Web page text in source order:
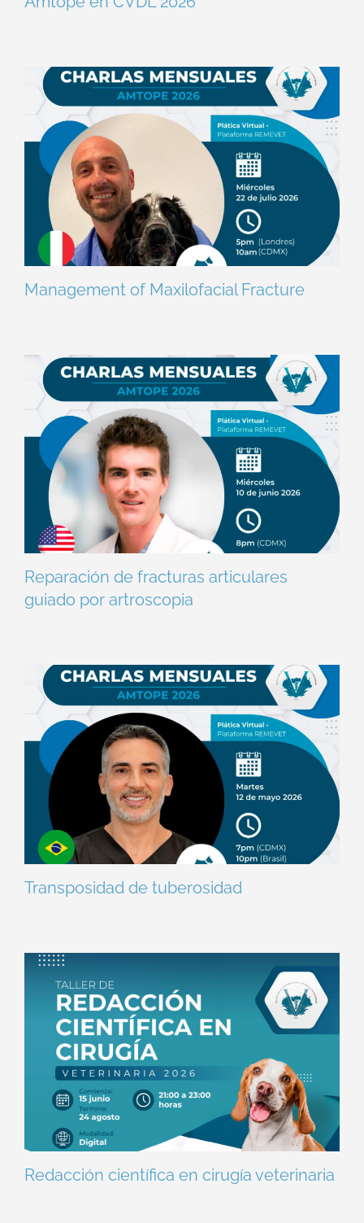
Management of Maxilofacial Fracture
Reparación de fracturas articulares
guiado por artroscopia
Transposidad de tuberosidad
Redacción científica en cirugía veterinaria